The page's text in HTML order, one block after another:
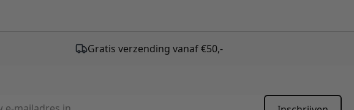
Gratis verzending vanaf €50,-